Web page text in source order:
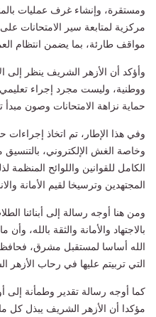
ومستقرة، وإنشاء غرف عمليات
مركزية لمتابعة سير الامتحانات
مواقف طارئة، بما يضمن انتظام
وأؤكد أن الأزهر الشريف ينظر إلى
ووطنية، وليست مجرد إجراء
حماية نزاهة الامتحانات وصون
وفي هذا الإطار، تم اتخاذ
وخاصة الغش الإلكتروني،
الكامل للقوانين واللوائح
المجتهدين وترسيخا لقيم الأمانة
ومن هنا أوجه رسالة إلى أبنائنا
بالاجتهاد والأمانة والثقة بالله،
الله أساسا لمستقبل مشرق،
التي تربيتم عليها في رحاب الأزهر
كما أوجه رسالة تقدير وطمأنة إلى
مؤكدا أن الأزهر الشريف يبذل كل